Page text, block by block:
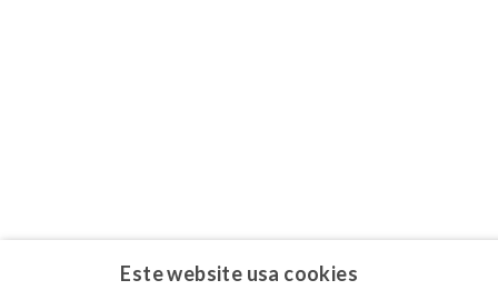
Este website usa cookies